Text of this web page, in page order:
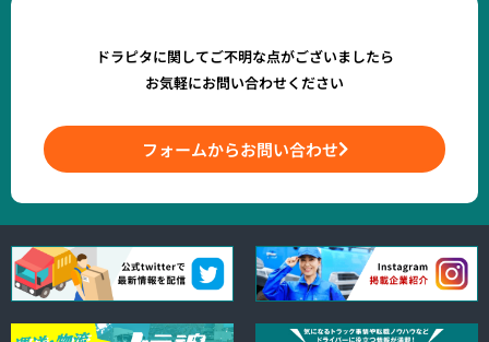
ドラピタに関してご不明な点がございましたら
お気軽にお問い合わせください
フォームからお問い合わせ